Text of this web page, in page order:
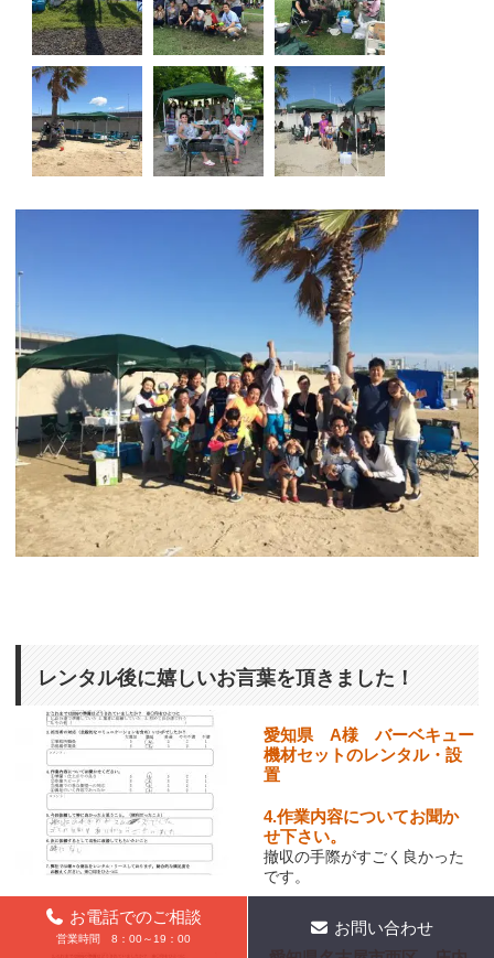
レンタル後に嬉しいお言葉を頂きました！
愛知県 A様 バーベキュー
機材セットのレンタル・設
置
4.作業内容についてお聞か
せ下さい。
撤収の手際がすごく良かった
です。
お電話でのご相談
営業時間 8：00～19：00
お問い合わせ